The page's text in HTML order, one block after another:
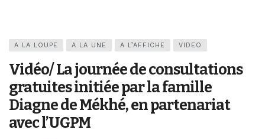
A LA LOUPE A LA UNE A L’AFFICHE VIDEO
Vidéo/ La journée de consultations
gratuites initiée par la famille
Diagne de Mékhé, en partenariat
avec l’UGPM